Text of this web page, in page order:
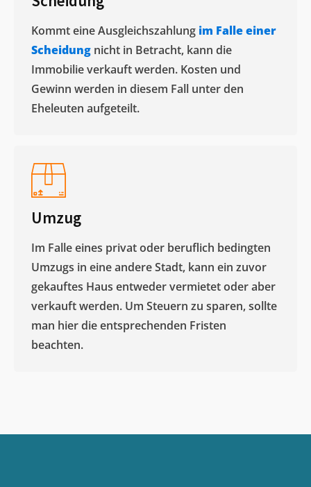
Kommt eine Ausgleichszahlung im Falle einer
Scheidung nicht in Betracht, kann die
Immobilie verkauft werden. Kosten und
Gewinn werden in diesem Fall unter den
Eheleuten aufgeteilt.​
Umzug
Im Falle eines privat oder beruflich bedingten
Umzugs in eine andere Stadt, kann ein zuvor
gekauftes Haus entweder vermietet oder aber
verkauft werden. Um Steuern zu sparen, sollte
man hier die entsprechenden Fristen
beachten.